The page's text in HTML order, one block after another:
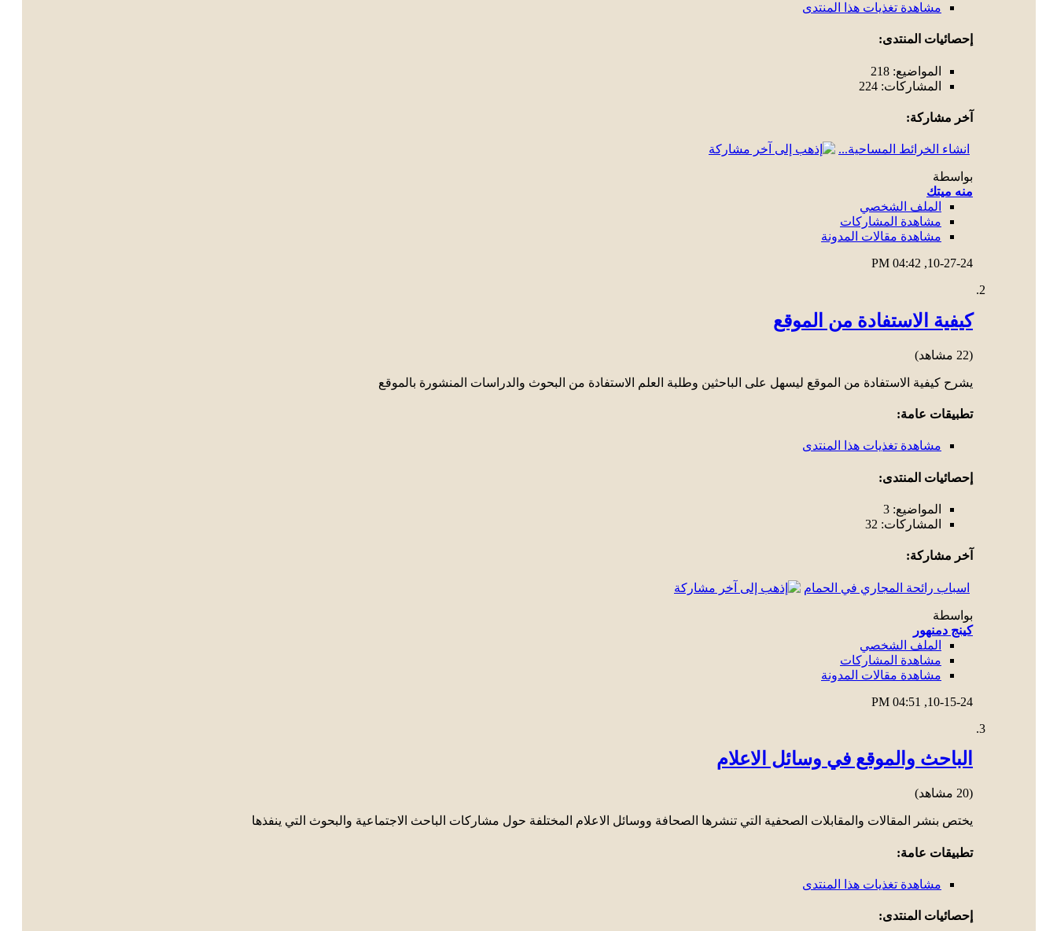
مشاهدة تغذيات هذا المنتدى
إحصائيات المنتدى:
المواضيع: 218
المشاركات: 224
آخر مشاركة:
انشاء الخرائط المساحية...
بواسطة
منه ميتك
الملف الشخصي
مشاهدة المشاركات
مشاهدة مقالات المدونة
10-27-24,
04:42 PM
كيفية الاستفادة من الموقع
(22 مشاهد)
يشرح كيفية الاستفادة من الموقع ليسهل على الباحثين وطلبة العلم الاستفادة من البحوث والدراسات المنشورة بالموقع
تطبيقات عامة:
مشاهدة تغذيات هذا المنتدى
إحصائيات المنتدى:
المواضيع: 3
المشاركات: 32
آخر مشاركة:
اسباب رائحة المجاري في الحمام
بواسطة
كينج دمنهور
الملف الشخصي
مشاهدة المشاركات
مشاهدة مقالات المدونة
10-15-24,
04:51 PM
الباحث والموقع في وسائل الاعلام
(20 مشاهد)
يختص بنشر المقالات والمقابلات الصحفية التي تنشرها الصحافة ووسائل الاعلام المختلفة حول مشاركات الباحث الاجتماعية والبحوث التي ينفذها
تطبيقات عامة:
مشاهدة تغذيات هذا المنتدى
إحصائيات المنتدى: